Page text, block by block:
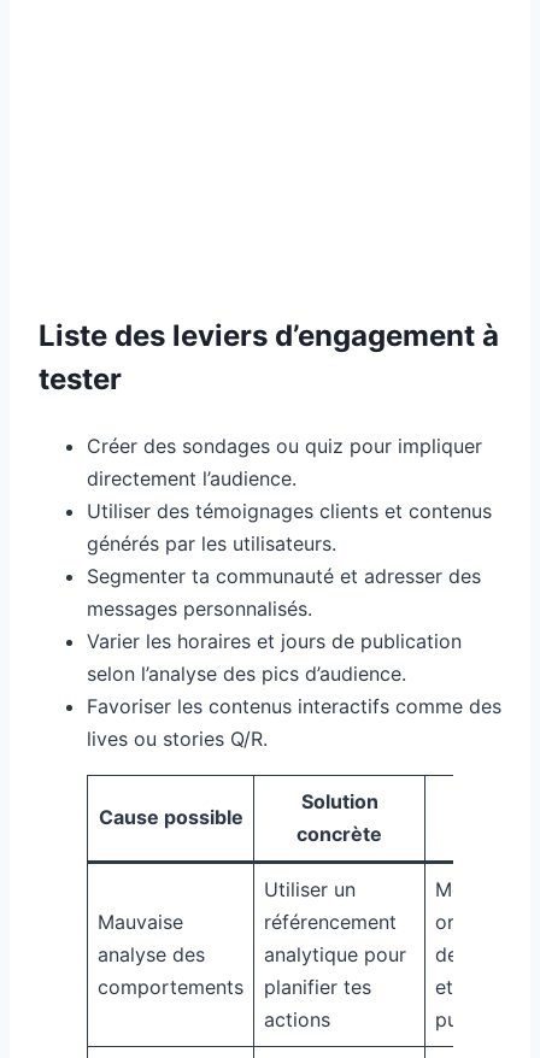
Liste des leviers d’engagement à
tester
Créer des sondages ou quiz pour impliquer
directement l’audience.
Utiliser des témoignages clients et contenus
générés par les utilisateurs.
Segmenter ta communauté et adresser des
messages personnalisés.
Varier les horaires et jours de publication
selon l’analyse des pics d’audience.
Favoriser les contenus interactifs comme des
lives ou stories Q/R.
Cause possible
Solution
concrète
Mauvaise
analyse des
comportements
Utiliser un
référencement
analytique pour
planifier tes
actions
Meilleure
orientation
des
et heures
publication